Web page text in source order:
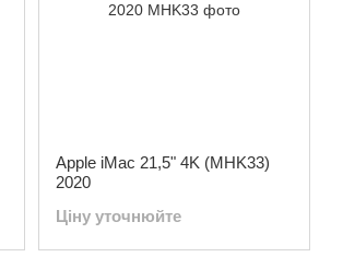
Apple iMac 21,5" 4K (MHK33)
2020
Ціну уточнюйте